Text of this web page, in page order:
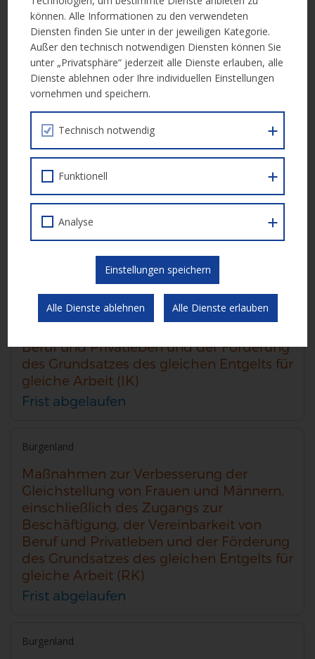
Burgenland
Maßnahmen zur Bekämpfung der
Frauenarmut im Burgenland (IK)
Frist abgelaufen
Maßnahmen zur Bekämpfung der
Frauenarmut im Burgenland (RK)
Frist abgelaufen
Maßnahmen zur Verbesserung der
Gleichstellung von Frauen und Männern,
einschließlich des Zugangs zur
Beruf und Privatleben und der Förderung
des Grundsatzes des gleichen Entgelts für
gleiche Arbeit (IK)
Frist abgelaufen
Burgenland
Maßnahmen zur Verbesserung der
Gleichstellung von Frauen und Männern,
einschließlich des Zugangs zur
Beschäftigung, der Vereinbarkeit von
Beruf und Privatleben und der Förderung
des Grundsatzes des gleichen Entgelts für
gleiche Arbeit (RK)
Frist abgelaufen
Burgenland
können. Alle Informationen zu den verwendeten
Diensten finden Sie unter in der jeweiligen Kategorie.
Außer den technisch notwendigen Diensten können Sie
unter „Privatsphäre“ jederzeit alle Dienste erlauben, alle
Dienste ablehnen oder Ihre individuellen Einstellungen
vornehmen und speichern.
Technisch notwendig
Funktionell
Analyse
Einstellungen speichern
Alle Dienste ablehnen Alle Dienste erlauben